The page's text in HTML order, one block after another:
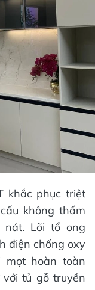
khắc phục triệt
không thấm
nát. Lõi tổ ong
điện chống oxy
mọt hoàn toàn
tủ gỗ truyền